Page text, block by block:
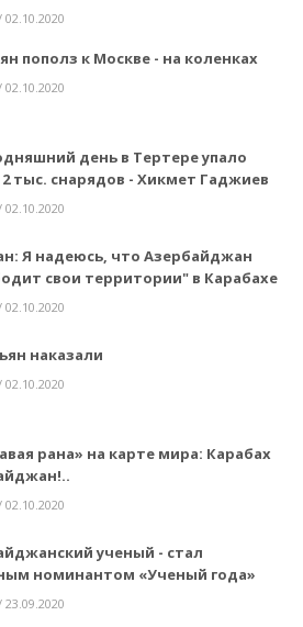
02.10.2020
пополз к Москве - на коленках
02.10.2020
день в Тертере упало
тыс. снарядов - Хикмет Гаджиев
02.10.2020
Я надеюсь, что Азербайджан
свои территории" в Карабахе
02.10.2020
наказали
02.10.2020
рана» на карте мира: Карабах
02.10.2020
ученый - стал
номинантом «Ученый года»
23.09.2020